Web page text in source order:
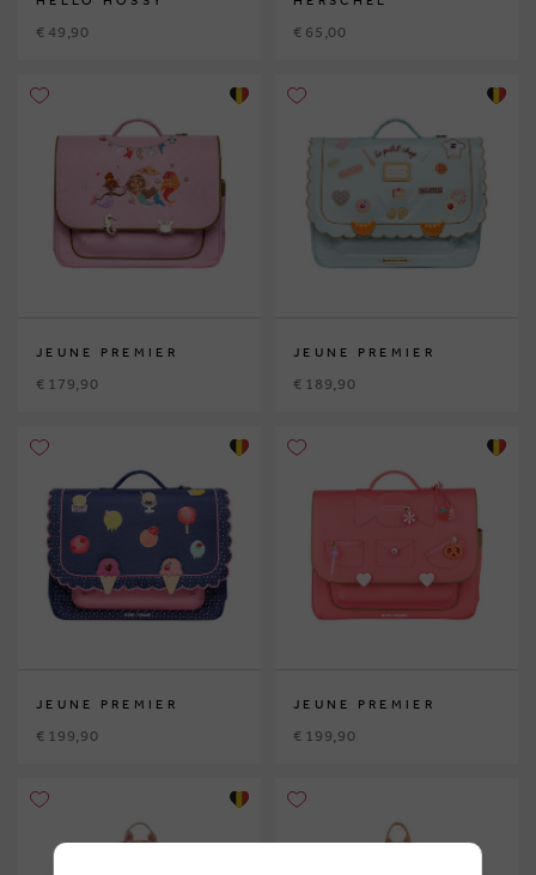
€ 49,90 € 65,00
JEUNE PREMIER
€ 179,90
JEUNE PREMIER
€ 189,90
JEUNE PREMIER
€ 199,90
JEUNE PREMIER
€ 199,90